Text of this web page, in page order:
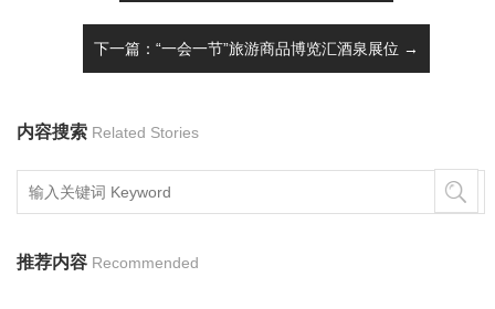
下一篇：“一会一节”旅游商品博览汇酒泉展位 →
内容搜索 Related Stories
推荐内容 Recommended